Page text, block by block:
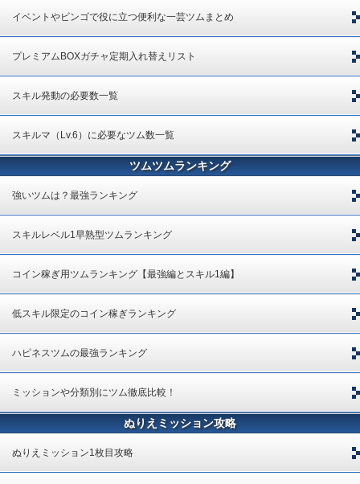
イベントやビンゴで役に立つ便利な一芸ツムまとめ
プレミアムBOXガチャ定期入れ替えリスト
スキル発動の必要数一覧
スキルマ（Lv.6）に必要なツム数一覧
ツムツムランキング
強いツムは？最強ランキング
スキルレベル1早熟型ツムランキング
コイン稼ぎ用ツムランキング【最強編とスキル1編】
低スキル限定のコイン稼ぎランキング
ハピネスツムの最強ランキング
ミッションや分類別にツム徹底比較！
ぬりえミッション攻略
ぬりえミッション1枚目攻略